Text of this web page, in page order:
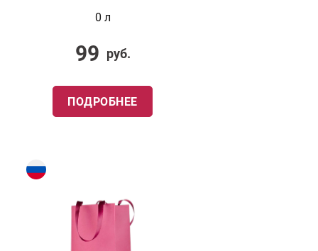
0 л
99 руб.
ПОДРОБНЕЕ